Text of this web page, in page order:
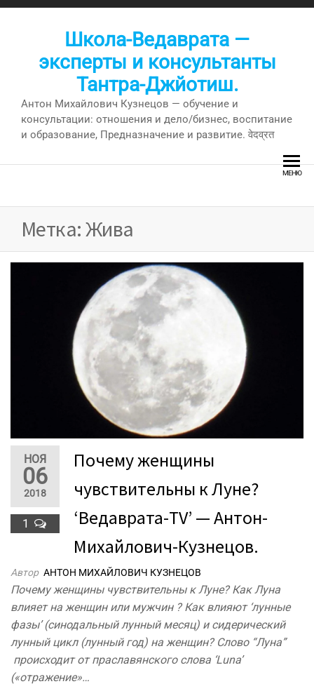
Перейти
Школа-Ведаврата —
эксперты и консультанты
Тантра-Джйотиш.
Антон Михайлович Кузнецов — обучение и
консультации: отношения и дело/бизнес, воспитание
и образование, Предназначение и развитие. वेदव्रत
МЕНЮ
Метка:Жива
НОЯ
06
2018
1
Почему женщины
чувствительны к Луне?
‘Ведаврата-TV’ — Антон-
Михайлович-Кузнецов.
Автор АНТОН МИХАЙЛОВИЧ КУЗНЕЦОВ
Почему женщины чувствительны к Луне? Как Луна
влияет на женщин или мужчин ? Как влияют ‘лунные
фазы’ (синодальный лунный месяц) и сидерический
лунный цикл (лунный год) на женщин? Слово “Луна”
происходит от праславянского слова ‘Luna’
(«отражение»…